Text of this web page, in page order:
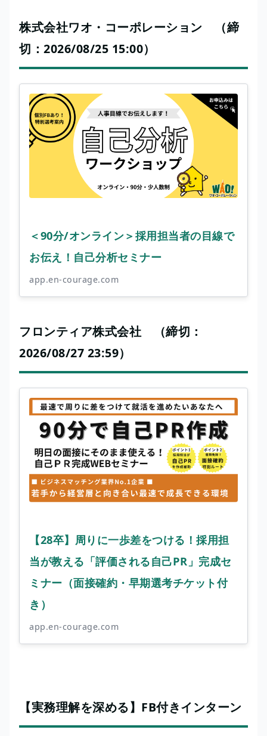
株式会社ワオ・コーポレーション （締
切：2026/08/25 15:00）
＜90分/オンライン＞採用担当者の目線で
お伝え！自己分析セミナー
app.en-courage.com
フロンティア株式会社 （締切：
2026/08/27 23:59）
【28卒】周りに一歩差をつける！採用担
当が教える「評価される自己PR」完成セ
ミナー（面接確約・早期選考チケット付
き）
app.en-courage.com
【実務理解を深める】FB付きインターン